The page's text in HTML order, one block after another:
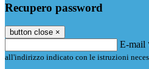
Recupero password
button close ×
E-mail
all'indirizzo indicato con le istruzioni